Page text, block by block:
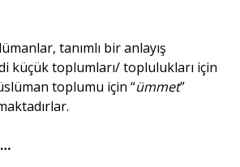
tanımlı bir anlayış
küçük toplumları/ toplulukları için
toplumu için “ümmet”